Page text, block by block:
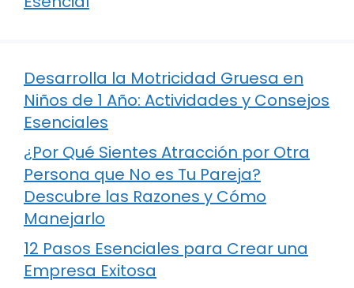
Desarrolla la Motricidad Gruesa en
Niños de 1 Año: Actividades y Consejos
Esenciales
¿Por Qué Sientes Atracción por Otra
Persona que No es Tu Pareja?
Descubre las Razones y Cómo
Manejarlo
12 Pasos Esenciales para Crear una
Empresa Exitosa